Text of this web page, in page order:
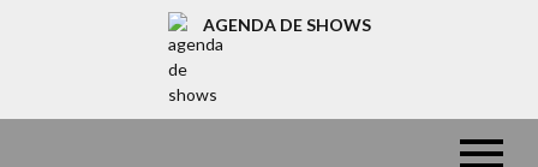
AGENDA DE SHOWS